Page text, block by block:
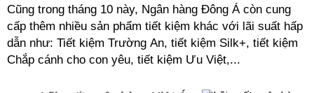
Cũng trong tháng 10 này, Ngân hàng Đông Á còn cung
cấp thêm nhiều sản phẩm tiết kiệm khác với lãi suất hấp
dẫn như: Tiết kiệm Trường An, tiết kiệm Silk+, tiết kiệm
Chắp cánh cho con yêu, tiết kiệm Ưu Việt,...